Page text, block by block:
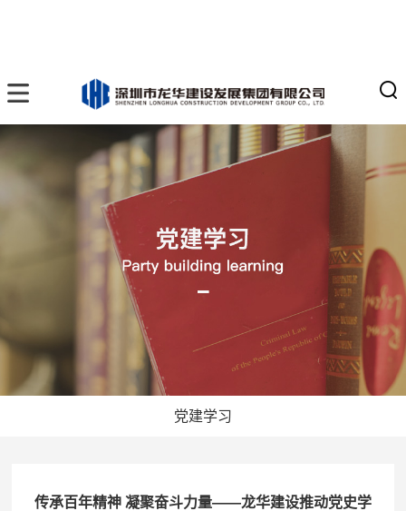
党建学习
传承百年精神 凝聚奋斗力量——龙华建设推动党史学